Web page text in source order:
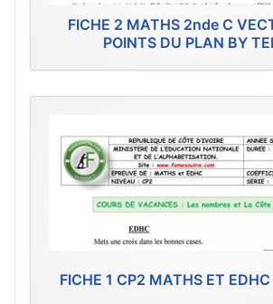
FICHE 2 MATHS 2nde C
POINTS DU PLAN BY
FICHE 1 CP2 MATHS ET